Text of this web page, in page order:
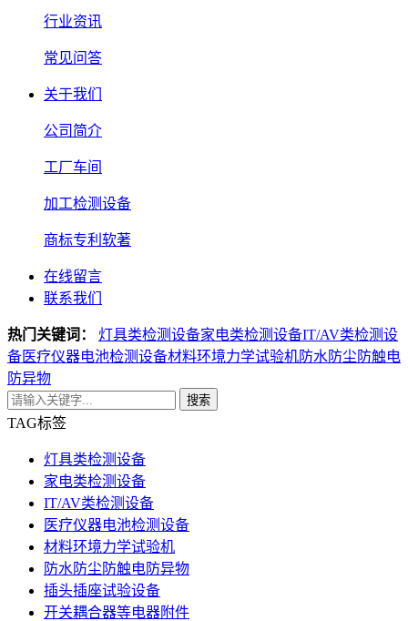
行业资讯
常见问答
关于我们
公司简介
工厂车间
加工检测设备
商标专利软著
在线留言
联系我们
热门关键词： 灯具类检测设备家电类检测设备IT/AV类检测设
备医疗仪器电池检测设备材料环境力学试验机防水防尘防触电
防异物
搜索
TAG标签
灯具类检测设备
家电类检测设备
IT/AV类检测设备
医疗仪器电池检测设备
材料环境力学试验机
防水防尘防触电防异物
插头插座试验设备
开关耦合器等电器附件